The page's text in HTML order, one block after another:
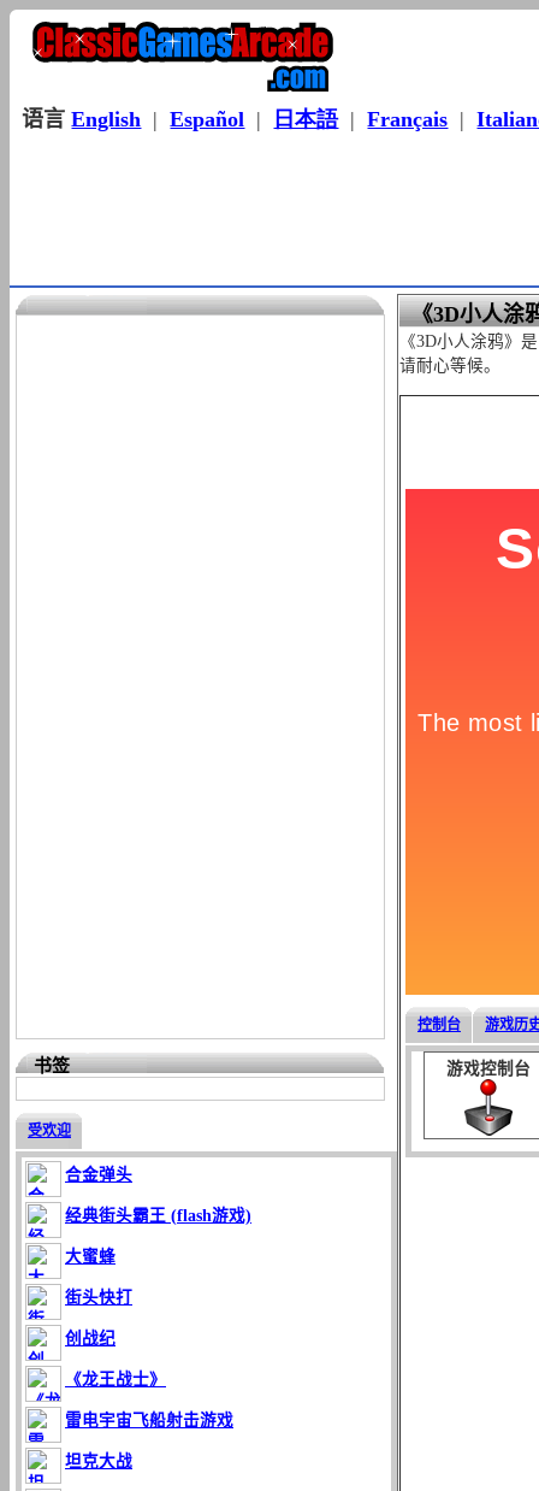
语言 English |Español | 日本語|Français |
书签
受欢迎
合金弹头
经典街头霸王 (flash游戏)
大蜜蜂
街头快打
创战纪
《龙王战士》
雷电宇宙飞船射击游戏
坦克大战
《3D小人涂
《3D小人涂鸦》
请耐心等候。
控制台 游戏历
游戏控制台